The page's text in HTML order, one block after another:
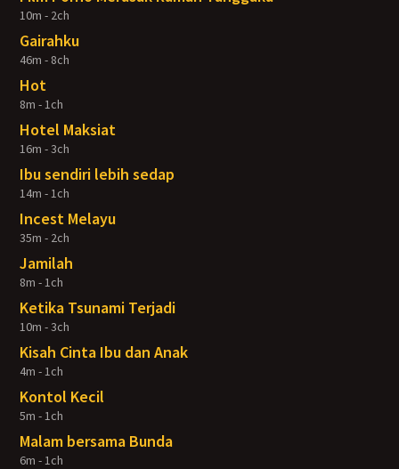
10m - 2ch
Gairahku
46m - 8ch
Hot
8m - 1ch
Hotel Maksiat
16m - 3ch
Ibu sendiri lebih sedap
14m - 1ch
Incest Melayu
35m - 2ch
Jamilah
8m - 1ch
Ketika Tsunami Terjadi
10m - 3ch
Kisah Cinta Ibu dan Anak
4m - 1ch
Kontol Kecil
5m - 1ch
Malam bersama Bunda
6m - 1ch